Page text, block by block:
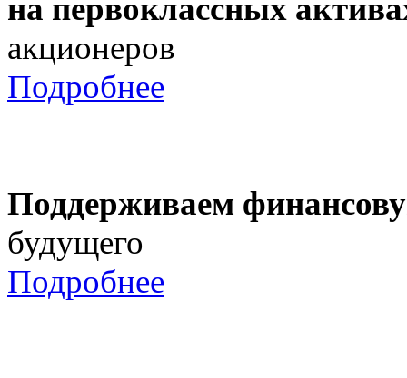
на первоклассных
акционеров
Подробнее
Поддерживаем
будущего
Подробнее